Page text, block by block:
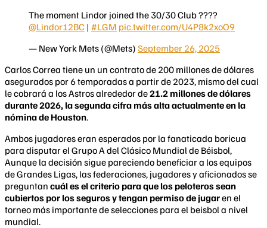
The moment Lindor joined the 30/30 Club ????
@Lindor12BC | #LGM pic.twitter.com/U4P8k2xoO9
— New York Mets (@Mets) September 26, 2025
Carlos Correa tiene un un contrato de 200 millones de dólares
asegurados por 6 temporadas a partir de 2023, mismo del cual
le cobrará a los Astros alrededor de21.2 millones de dólares
durante 2026, la segunda cifra más alta actualmente en la
nómina de Houston.
Ambos jugadores eran esperados por la fanaticada boricua
para disputar el Grupo A del Clásico Mundial de Béisbol,
Aunque la decisión sigue pareciendo beneficiar a los equipos
de Grandes Ligas, las federaciones, jugadores y aficionados se
preguntan cuál es el criterio para que los peloteros sean
cubiertos por los seguros y tengan permiso de jugaren el
torneo más importante de selecciones para el beisbol a nivel
mundial.